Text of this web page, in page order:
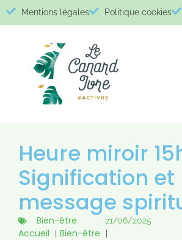
Mentions légales Politique cookies
Heure miroir
Signification et
message
Bien-être 21/06/2025
Accueil Bien-être